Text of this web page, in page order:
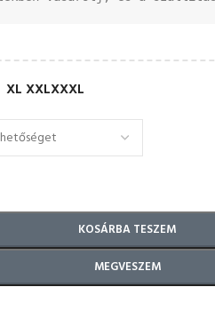
XLXXLXXXL
KOSÁRBA TESZEM
MEGVESZEM